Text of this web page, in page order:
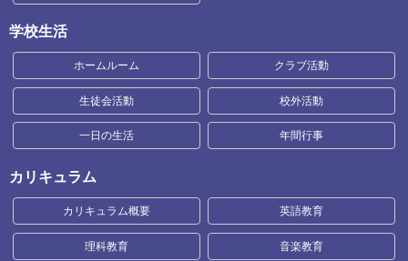
学校生活
ホームルーム クラブ活動
生徒会活動 校外活動
一日の生活 年間行事
カリキュラム
カリキュラム概要 英語教育
理科教育 音楽教育